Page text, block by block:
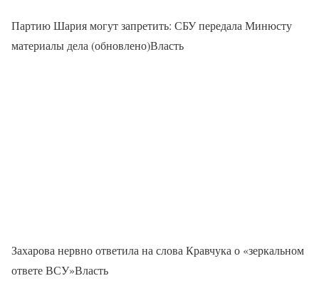
Партию Шария могут запретить: СБУ передала Минюсту
материалы дела (обновлено)Власть
Захарова нервно ответила на слова Кравчука о «зеркальном
ответе ВСУ»Власть